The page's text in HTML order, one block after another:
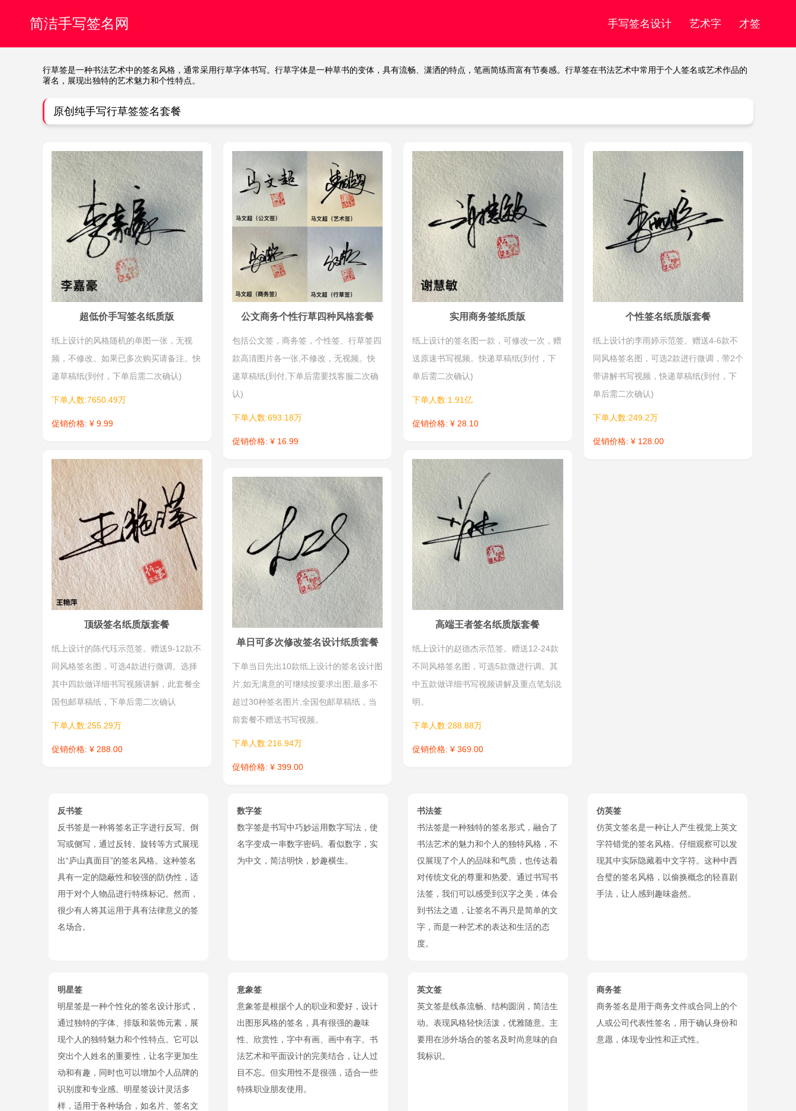
简洁手写签名网 手写签名设计 艺术字 才签
行草签是一种书法艺术中的签名风格，通常采用行草字体书写。行草字体是一种草书的变体，具有流畅、潇洒的特点，笔画简练而富有节奏感。行草签在书法艺术中常用于个人签名或艺术作品的
署名，展现出独特的艺术魅力和个性特点。
原创纯手写行草签签名套餐
超低价手写签名纸质版
纸上设计的风格随机的单图一张，无视
频，不修改。如果已多次购买请备注。快
递草稿纸(到付，下单后需二次确认)
下单人数:7650.49万
促销价格: ¥ 9.99
公文商务个性行草四种风格套餐
包括公文签，商务签，个性签、行草签四
款高清图片各一张,不修改，无视频。快
递草稿纸(到付,下单后需要找客服二次确
认)
下单人数:693.18万
促销价格: ¥ 16.99
实用商务签纸质版
纸上设计的签名图一款，可修改一次，赠
送原速书写视频。快递草稿纸(到付，下
单后需二次确认)
下单人数:1.91亿
促销价格: ¥ 28.10
个性签名纸质版套餐
纸上设计的李雨婷示范签。赠送4-6款不
同风格签名图，可选2款进行微调，带2个
带讲解书写视频，快递草稿纸(到付，下
单后需二次确认)
下单人数:249.2万
促销价格: ¥ 128.00
顶级签名纸质版套餐
纸上设计的陈代珏示范签。赠送9-12款不
同风格签名图，可选4款进行微调。选择
其中四款做详细书写视频讲解，此套餐全
国包邮草稿纸，下单后需二次确认
下单人数:255.29万
促销价格: ¥ 288.00
高端王者签名纸质版套餐
纸上设计的赵德杰示范签。赠送12-24款
不同风格签名图，可选5款微进行调。其
中五款做详细书写视频讲解及重点笔划说
明。
下单人数:288.88万
促销价格: ¥ 369.00
单日可多次修改签名设计纸质套餐
下单当日先出10款纸上设计的签名设计图
片,如无满意的可继续按要求出图,最多不
超过30种签名图片,全国包邮草稿纸，当
前套餐不赠送书写视频。
下单人数:216.94万
促销价格: ¥ 399.00
反书签
反书签是一种将签名正字进行反写、倒
写或侧写，通过反转、旋转等方式展现
出“庐山真面目”的签名风格。这种签名
具有一定的隐蔽性和较强的防伪性，适
用于对个人物品进行特殊标记。然而，
很少有人将其运用于具有法律意义的签
名场合。
数字签
数字签是书写中巧妙运用数字写法，使
名字变成一串数字密码。看似数字，实
为中文，简洁明快，妙趣横生。
书法签
书法签是一种独特的签名形式，融合了
书法艺术的魅力和个人的独特风格，不
仅展现了个人的品味和气质，也传达着
对传统文化的尊重和热爱。通过书写书
法签，我们可以感受到汉字之美，体会
到书法之道，让签名不再只是简单的文
字，而是一种艺术的表达和生活的态
度。
仿英签
仿英文签名是一种让人产生视觉上英文
字符错觉的签名风格。仔细观察可以发
现其中实际隐藏着中文字符。这种中西
合璧的签名风格，以偷换概念的轻喜剧
手法，让人感到趣味盎然。
明星签
明星签是一种个性化的签名设计形式，
通过独特的字体、排版和装饰元素，展
现个人的独特魅力和个性特点。它可以
突出个人姓名的重要性，让名字更加生
动和有趣，同时也可以增加个人品牌的
识别度和专业感。明星签设计灵活多
样，适用于各种场合，如名片、签名文
意象签
意象签是根据个人的职业和爱好，设计
出图形风格的签名，具有很强的趣味
性、欣赏性，字中有画、画中有字。书
法艺术和平面设计的完美结合，让人过
目不忘。但实用性不是很强，适合一些
特殊职业朋友使用。
英文签
英文签是线条流畅、结构圆润，简洁生
动。表现风格轻快活泼，优雅随意。主
要用在涉外场合的签名及时尚意味的自
我标识。
商务签
商务签名是用于商务文件或合同上的个
人或公司代表性签名，用于确认身份和
意愿，体现专业性和正式性。